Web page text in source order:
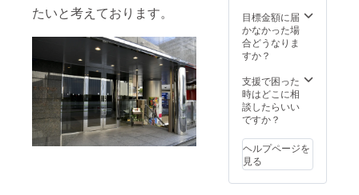
たいと考えております。
ナー・
ガード
ル等 ・
新郎 ・
白地のT
シャツ
・靴下
たは
相談く
ださ
い） ※
または
芝公園
ロケー
ション
どちら
か選択
＜お持
ち物＞
付き3枚
＋撮影
データ
（10
DVD渡
し） ※
衣装の
特殊サ
適用で
きない
場合が
ござい
目標金額に届
かなかった場
合どうなりま
すか？
支援で困った
時はどこに相
談したらいい
ですか？
ヘルプページを
見る